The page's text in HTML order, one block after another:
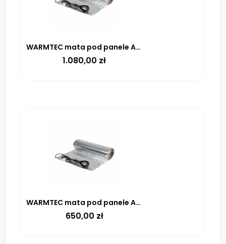
WARMTEC mata pod panele AL-90 150 W/m² – 9M²
1.080,00 zł
WARMTEC mata pod panele AL-50 150 W/m² – 5M²
650,00 zł